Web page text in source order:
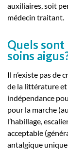
auxiliaires, soit
médecin traitant.
Quels sont
soins
Il n’existe pas de
de la littérature et
indépendance
pour la marche
l’habillage,
acceptable
antalgique